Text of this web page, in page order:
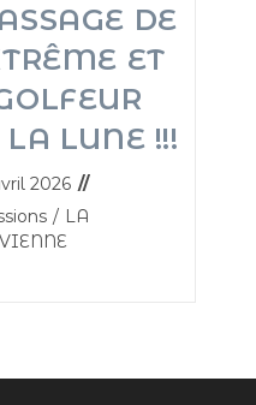
DE
ET
LA LUNE !!!
2026
/ LA